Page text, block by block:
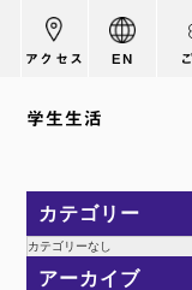
アクセス EN
学生生活
カテゴリー
カテゴリーなし
アーカイブ